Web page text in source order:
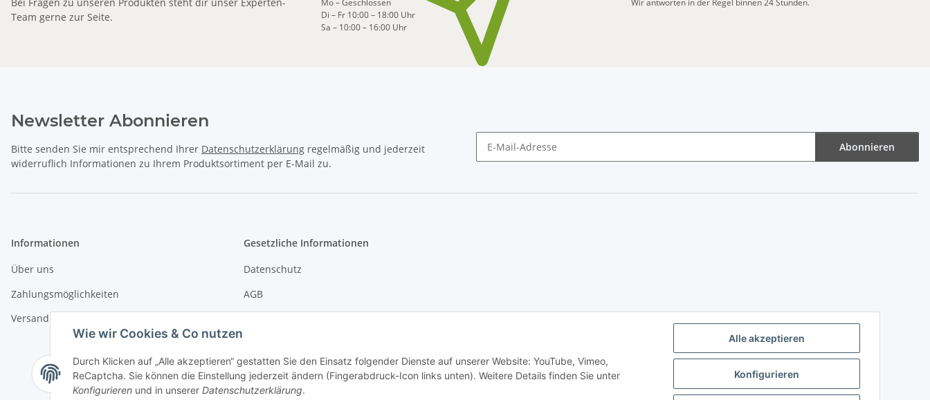
Alle akzeptieren
Konfigurieren
Wie wir Cookies & Co nutzen
Durch Klicken auf „Alle akzeptieren“ gestatten Sie den Einsatz folgender Dienste auf unserer Website: YouTube, Vimeo,
ReCaptcha. Sie können die Einstellung jederzeit ändern (Fingerabdruck-Icon links unten). Weitere Details finden Sie unter
Konfigurieren und in unserer Datenschutzerklärung.
Team gerne zur Seite.
Mo – Geschlossen
Di – Fr 10:00 – 18:00 Uhr
Sa – 10:00 – 16:00 Uhr
Wir antworten in der Regel binnen 24 Stunden.
Newsletter Abonnieren
Bitte senden Sie mir entsprechend Ihrer Datenschutzerklärung regelmäßig und jederzeit
widerruflich Informationen zu Ihrem Produktsortiment per E-Mail zu.
Abonnieren
Informationen
Über uns
Zahlungsmöglichkeiten
Versandinformationen
Gesetzliche Informationen
Datenschutz
AGB
Widerrufsrecht